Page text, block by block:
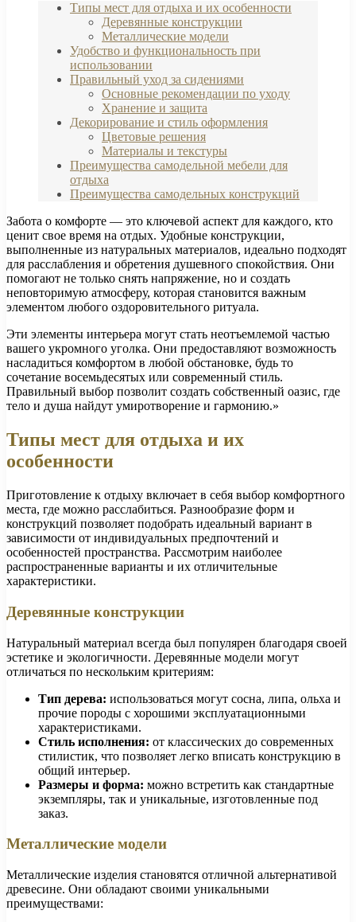
Типы мест для отдыха и их особенности
Деревянные конструкции
Металлические модели
Удобство и функциональность при
использовании
Правильный уход за сидениями
Основные рекомендации по уходу
Хранение и защита
Декорирование и стиль оформления
Цветовые решения
Материалы и текстуры
Преимущества самодельной мебели для
отдыха
Преимущества самодельных конструкций
Забота о комфорте — это ключевой аспект для каждого, кто
ценит свое время на отдых. Удобные конструкции,
выполненные из натуральных материалов, идеально подходят
для расслабления и обретения душевного спокойствия. Они
помогают не только снять напряжение, но и создать
неповторимую атмосферу, которая становится важным
элементом любого оздоровительного ритуала.
Эти элементы интерьера могут стать неотъемлемой частью
вашего укромного уголка. Они предоставляют возможность
насладиться комфортом в любой обстановке, будь то
сочетание восемьдесятых или современный стиль.
Правильный выбор позволит создать собственный оазис, где
тело и душа найдут умиротворение и гармонию.»
Типы мест для отдыха и их
особенности
Приготовление к отдыху включает в себя выбор комфортного
места, где можно расслабиться. Разнообразие форм и
конструкций позволяет подобрать идеальный вариант в
зависимости от индивидуальных предпочтений и
особенностей пространства. Рассмотрим наиболее
распространенные варианты и их отличительные
характеристики.
Деревянные конструкции
Натуральный материал всегда был популярен благодаря своей
эстетике и экологичности. Деревянные модели могут
отличаться по нескольким критериям:
Тип дерева: использоваться могут сосна, липа, ольха и
прочие породы с хорошими эксплуатационными
характеристиками.
Стиль исполнения: от классических до современных
стилистик, что позволяет легко вписать конструкцию в
общий интерьер.
Размеры и форма: можно встретить как стандартные
экземпляры, так и уникальные, изготовленные под
заказ.
Металлические модели
Металлические изделия становятся отличной альтернативой
древесине. Они обладают своими уникальными
преимуществами: